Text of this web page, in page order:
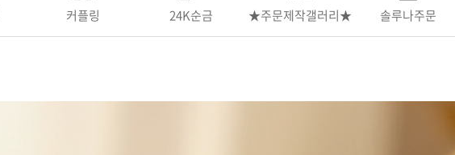
커플링 24K순금 ★주문제작갤러리★ 솔루나주문